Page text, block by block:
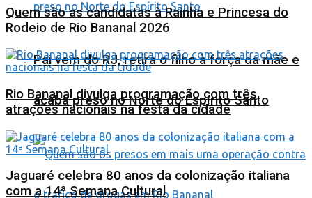
Pai vem do RJ, retira o filho à força da mãe e
acaba preso no Norte do Espírito Santo
Quem são as candidatas à Rainha e Princesa do
Rodeio de Rio Bananal 2026
Rio Bananal divulga programação com três
atrações nacionais na festa da cidade
Jaguaré celebra 80 anos da colonização italiana
com a 14ª Semana Cultural